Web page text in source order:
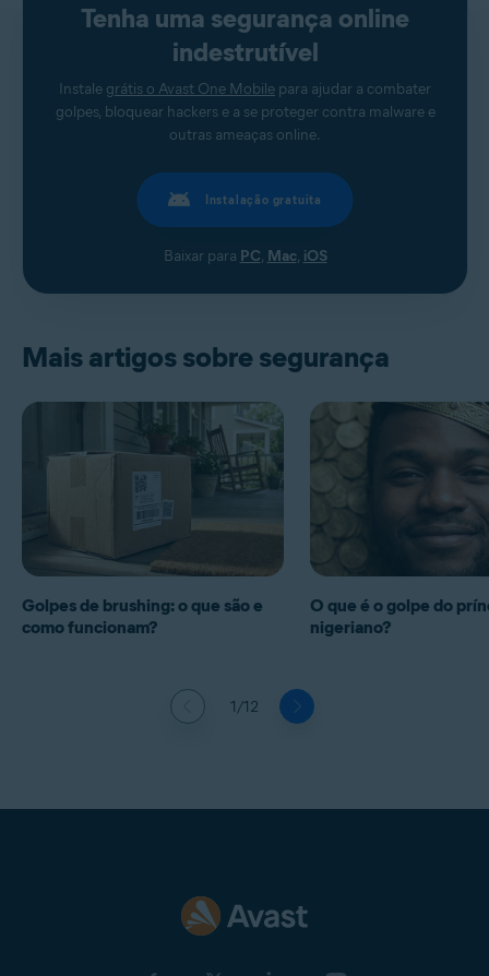
Tenha uma segurança online
indestrutível
Instale grátis o Avast One Mobile para ajudar a combater
golpes, bloquear hackers e a se proteger contra malware e
outras ameaças online.
Instalação gratuita
Baixar para PC, Mac, iOS
Mais artigos sobre segurança
1/12
Golpes de brushing: o que são e
como funcionam?
O que é o golpe do
nigeriano?